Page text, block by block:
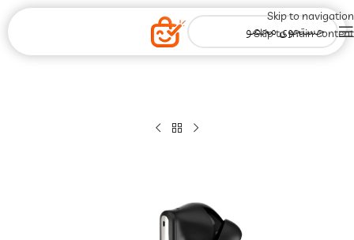
Skip to navigation
Skip to main content